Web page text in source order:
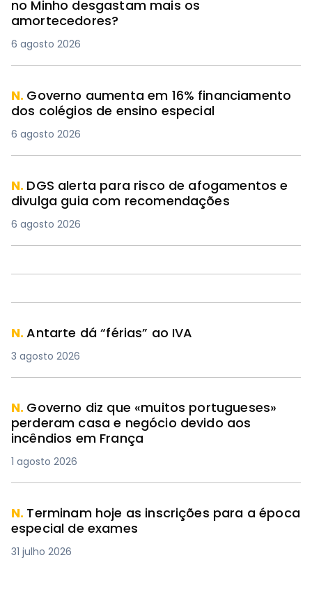
no Minho desgastam mais os
amortecedores?
6 agosto 2026
N. Governo aumenta em 16% financiamento
dos colégios de ensino especial
6 agosto 2026
N. DGS alerta para risco de afogamentos e
divulga guia com recomendações
6 agosto 2026
N.Antarte dá “férias” ao IVA
3 agosto 2026
N. Governo diz que «muitos portugueses»
perderam casa e negócio devido aos
incêndios em França
1 agosto 2026
N. Terminam hoje as inscrições para a época
especial de exames
31 julho 2026